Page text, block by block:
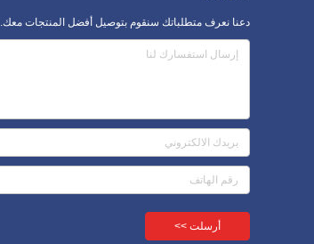
دعنا نعرف متطلباتك سنقوم بتوصيل أفضل المنتجات معك.
أرسلت >>